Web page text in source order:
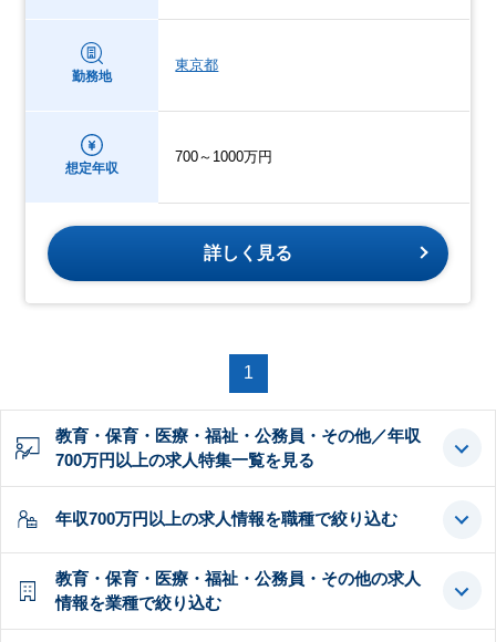
勤務地
東京都
想定年収
700～1000万円
詳しく見る
1
教育・保育・医療・福祉・公務員・その他／年収
700万円以上の求人特集一覧を見る
年収700万円以上の求人情報を職種で絞り込む
教育・保育・医療・福祉・公務員・その他の求人
情報を業種で絞り込む